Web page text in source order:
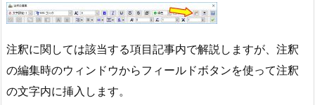
注釈に関しては該当する項目記事内で解説しますが、注釈
の編集時のウィンドウからフィールドボタンを使って注釈
の文字内に挿入します。